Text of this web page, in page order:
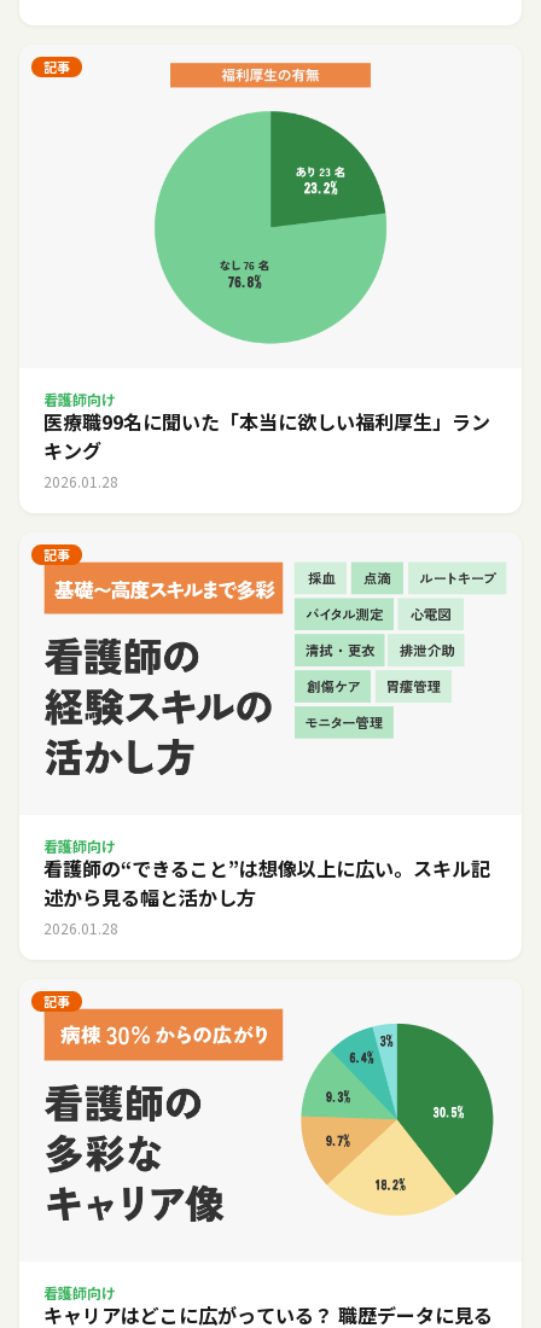
記事
看護師向け
医療職99名に聞いた「本当に欲しい福利厚生」ラン
キング
2026.01.28
記事
看護師向け
看護師の“できること”は想像以上に広い。スキル記
述から見る幅と活かし方
2026.01.28
記事
看護師向け
キャリアはどこに広がっている？ 職歴データに見る